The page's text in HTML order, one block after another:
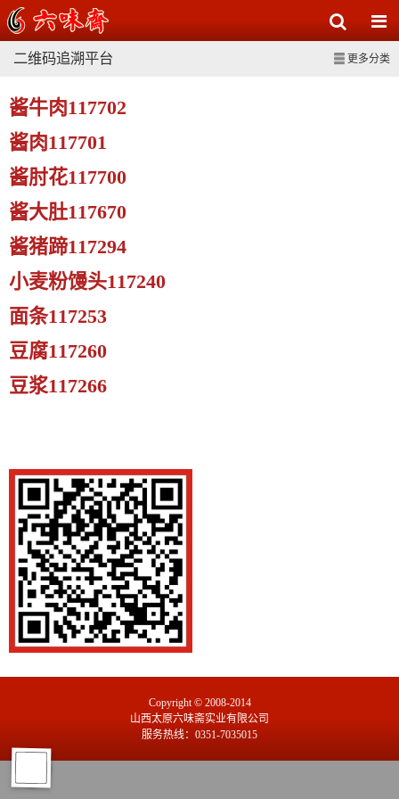
更多分类
二维码追溯平台
酱牛肉117702
酱肉117701
酱肘花117700
酱大肚117670
酱猪蹄117294
小麦粉馒头117240
面条117253
豆腐117260
豆浆117266
Copyright © 2008-2014
山西太原六味斋实业有限公司
服务热线：0351-7035015